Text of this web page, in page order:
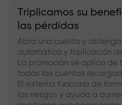
Triplicamos su
las pérdidas
Abra una cuenta y
automática y triplicación
La promoción se aplica
todas las cuentas
El sistema funciona de
los riesgos y ayuda a